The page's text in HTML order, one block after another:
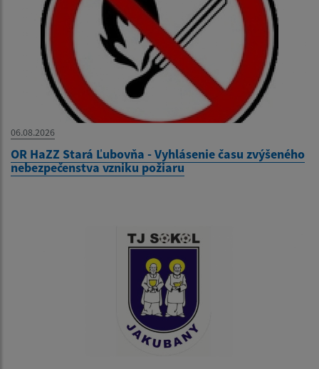
06.08.2026
OR HaZZ Stará Ľubovňa - Vyhlásenie času zvýšeného
nebezpečenstva vzniku požiaru